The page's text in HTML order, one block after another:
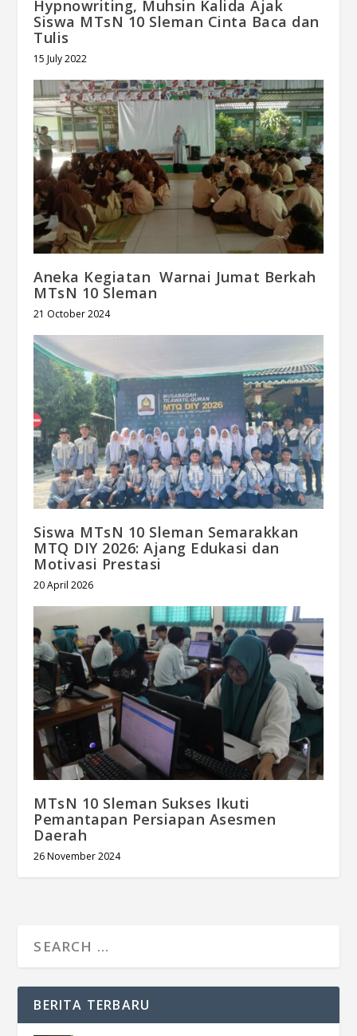
Hypnowriting, Muhsin Kalida Ajak
Siswa MTsN 10 Sleman Cinta Baca dan
Tulis
15 July 2022
Aneka Kegiatan Warnai Jumat Berkah
MTsN 10 Sleman
21 October 2024
Siswa MTsN 10 Sleman Semarakkan
MTQ DIY 2026: Ajang Edukasi dan
Motivasi Prestasi
20 April 2026
MTsN 10 Sleman Sukses Ikuti
Pemantapan Persiapan Asesmen
Daerah
26 November 2024
BERITA TERBARU